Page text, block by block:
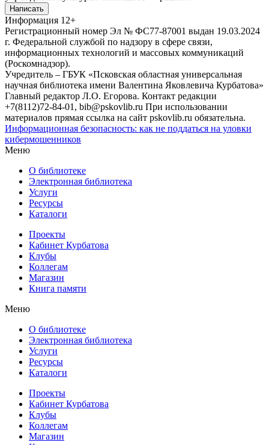
Написать
Информация 12+
Регистрационный номер Эл № ФС77-87001 выдан 19.03.2024
г. Федеральной службой по надзору в сфере связи,
информационных технологий и массовых коммуникаций
(Роскомнадзор).
Учредитель – ГБУК «Псковская областная универсальная
научная библиотека имени Валентина Яковлевича Курбатова»
Главный редактор Л.О. Егорова. Контакт редакции
+7(8112)72-84-01, bib@pskovlib.ru При использовании
материалов прямая ссылка на сайт pskovlib.ru обязательна.
Информационная безопасность: как не поддаться на уловки
кибермошенников
Меню
О библиотеке
Электронная библиотека
Услуги
Ресурсы
Каталоги
Проекты
Кабинет Курбатова
Клубы
Коллегам
Магазин
Книга памяти
Меню
О библиотеке
Электронная библиотека
Услуги
Ресурсы
Каталоги
Проекты
Кабинет Курбатова
Клубы
Коллегам
Магазин